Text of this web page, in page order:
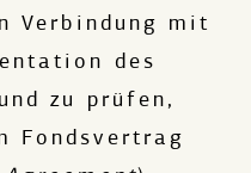
Verbindung mit
des
zu prüfen,
Fondsvertrag